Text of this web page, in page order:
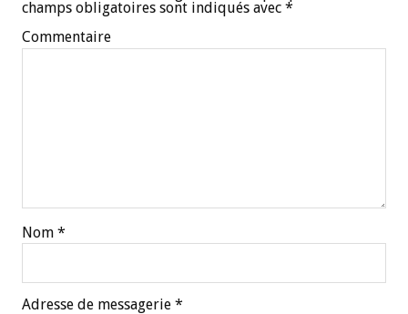
champs obligatoires sont indiqués avec *
Commentaire
Nom *
Adresse de messagerie *